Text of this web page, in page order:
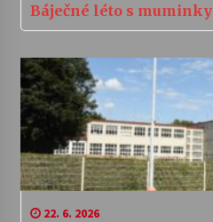
Báječné léto s muminky
22. 6. 2026